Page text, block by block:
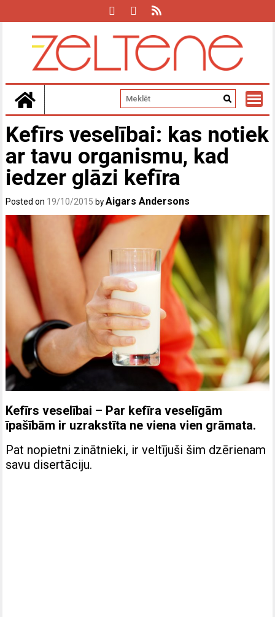
Kefīrs veselībai: kas notiek
ar tavu organismu, kad
iedzer glāzi kefīra
Posted on 19/10/2015 byAigars Andersons
Kefīrs veselībai – Par kefīra veselīgām
īpašībām ir uzrakstīta ne viena vien grāmata.
Pat nopietni zinātnieki, ir veltījuši šim dzērienam
savu disertāciju.